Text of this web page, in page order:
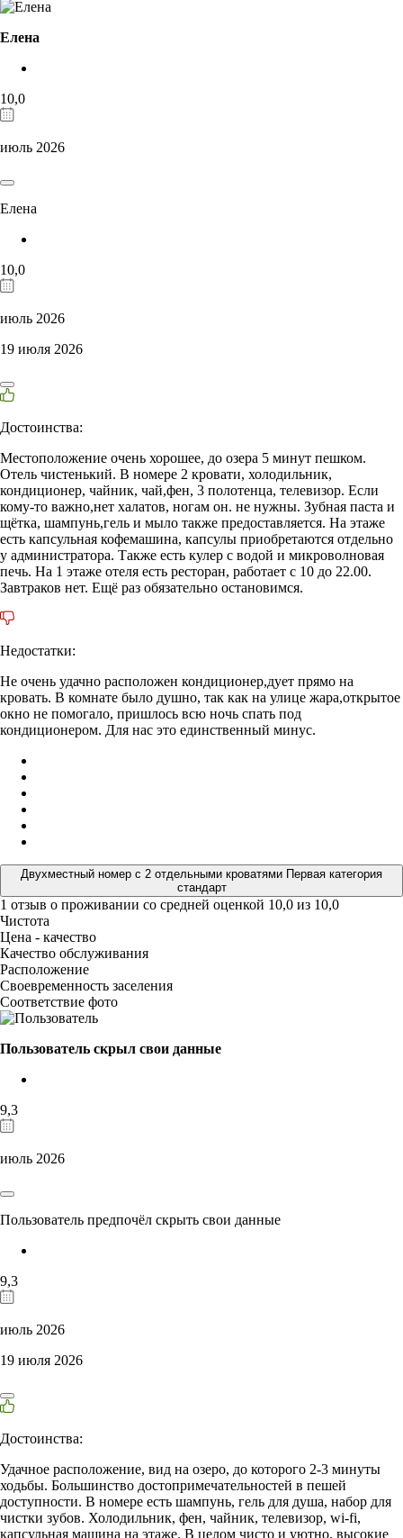
Елена
10,0
июль 2026
Елена
10,0
июль 2026
19 июля 2026
Достоинства:
Местоположение очень хорошее, до озера 5 минут пешком.
Отель чистенький. В номере 2 кровати, холодильник,
кондиционер, чайник, чай,фен, 3 полотенца, телевизор. Если
кому-то важно,нет халатов, ногам он. не нужны. Зубная паста и
щётка, шампунь,гель и мыло также предоставляется. На этаже
есть капсульная кофемашина, капсулы приобретаются отдельно
у администратора. Также есть кулер с водой и микроволновая
печь. На 1 этаже отеля есть ресторан, работает с 10 до 22.00.
Завтраков нет. Ещё раз обязательно остановимся.
Недостатки:
Не очень удачно расположен кондиционер,дует прямо на
кровать. В комнате было душно, так как на улице жара,открытое
окно не помогало, пришлось всю ночь спать под
кондиционером. Для нас это единственный минус.
Двухместный номер с 2 отдельными кроватями Первая категория
стандарт
1 отзыв о проживании со средней оценкой 10,0 из 10,0
Чистота
Цена - качество
Качество обслуживания
Расположение
Своевременность заселения
Соответствие фото
Пользователь скрыл свои данные
9,3
июль 2026
Пользователь предпочёл скрыть свои данные
9,3
июль 2026
19 июля 2026
Достоинства:
Удачное расположение, вид на озеро, до которого 2-3 минуты
ходьбы. Большинство достопримечательностей в пешей
доступности. В номере есть шампунь, гель для душа, набор для
чистки зубов. Холодильник, фен, чайник, телевизор, wi-fi,
капсульная машина на этаже. В целом чисто и уютно, высокие